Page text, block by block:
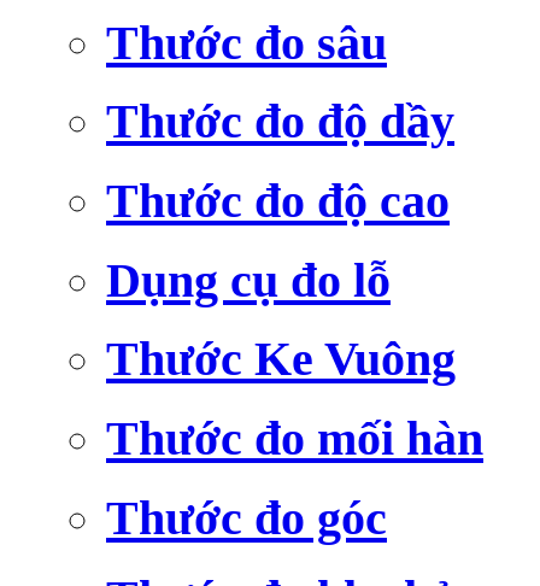
Thước đo sâu
Thước đo độ dầy
Thước đo độ cao
Dụng cụ đo lỗ
Thước Ke Vuông
Thước đo mối hàn
Thước đo góc